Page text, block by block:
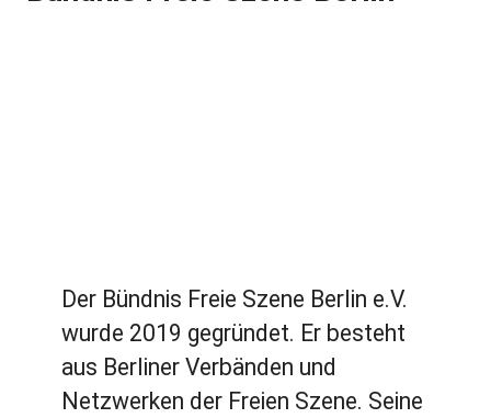
Der Bündnis Freie Szene Berlin e.V.
wurde 2019 gegründet. Er besteht
aus Berliner Verbänden und
Netzwerken der Freien Szene. Seine